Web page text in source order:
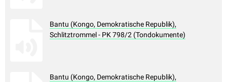
Bantu (Kongo, Demokratische Republik),
Schlitztrommel - PK 798/2 (Tondokumente)
Bantu (Kongo, Demokratische Republik),